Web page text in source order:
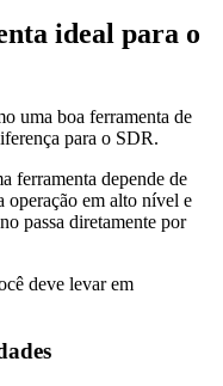
ideal para o
uma boa ferramenta de
para o SDR.
ferramenta depende de
operação em alto nível e
passa diretamente por
deve levar em